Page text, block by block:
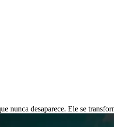
nunca desaparece. Ele se